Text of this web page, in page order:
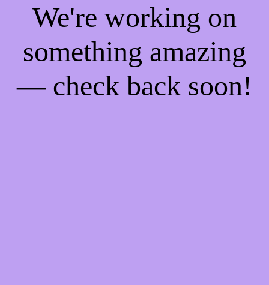
We're working on
something amazing
— check back soon!